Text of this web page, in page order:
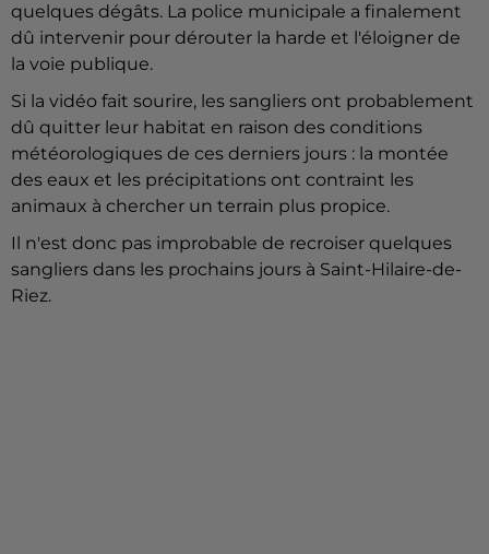
quelques dégâts. La police municipale a finalement
dû intervenir pour dérouter la harde et l'éloigner de
la voie publique.
Si la vidéo fait sourire, les sangliers ont probablement
dû quitter leur habitat en raison des conditions
météorologiques de ces derniers jours : la montée
des eaux et les précipitations ont contraint les
animaux à chercher un terrain plus propice.
Il n'est donc pas improbable de recroiser quelques
sangliers dans les prochains jours à Saint-Hilaire-de-
Riez.